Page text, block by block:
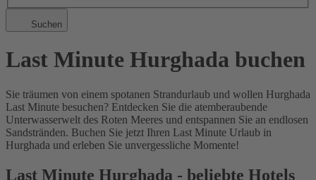
Suchen
Last Minute Hurghada buchen
Sie träumen von einem spotanen Strandurlaub und wollen Hurghada
Last Minute besuchen? Entdecken Sie die atemberaubende
Unterwasserwelt des Roten Meeres und entspannen Sie an endlosen
Sandstränden. Buchen Sie jetzt Ihren Last Minute Urlaub in
Hurghada und erleben Sie unvergessliche Momente!
Last Minute Hurghada - beliebte Hotels